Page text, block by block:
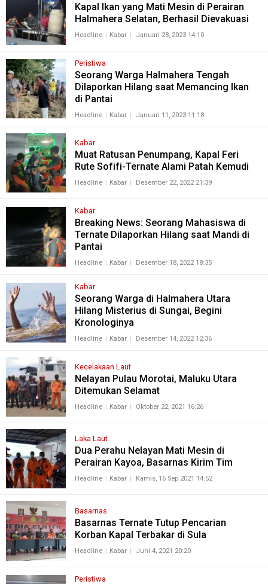
Kapal Ikan yang Mati Mesin di Perairan
Halmahera Selatan, Berhasil Dievakuasi
Headline Kabar Januari 28, 2023 14:10
Peristiwa
Seorang Warga Halmahera Tengah
Dilaporkan Hilang saat Memancing Ikan
di Pantai
Headline Kabar Januari 11, 2023 11:18
Kabar
Muat Ratusan Penumpang, Kapal Feri
Rute Sofifi-Ternate Alami Patah Kemudi
Headline Kabar Desember 22, 2022 21:39
Kabar
Breaking News: Seorang Mahasiswa di
Ternate Dilaporkan Hilang saat Mandi di
Pantai
Headline Kabar Desember 18, 2022 18:35
Kabar
Seorang Warga di Halmahera Utara
Hilang Misterius di Sungai, Begini
Kronologinya
Headline Kabar Desember 14, 2022 12:36
Kecelakaan Laut
Nelayan Pulau Morotai, Maluku Utara
Ditemukan Selamat
Headline Kabar Oktober 22, 2021 16:26
Laka Laut
Dua Perahu Nelayan Mati Mesin di
Perairan Kayoa, Basarnas Kirim Tim
Headline Kabar Kamis, 16 Sep 2021 14:52
Basarnas
Basarnas Ternate Tutup Pencarian
Korban Kapal Terbakar di Sula
Headline Kabar Juni 4, 2021 20:20
Peristiwa